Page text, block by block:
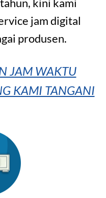
kini kami
jam digital
produsen.
JAM WAKTU
KAMI TANGANI